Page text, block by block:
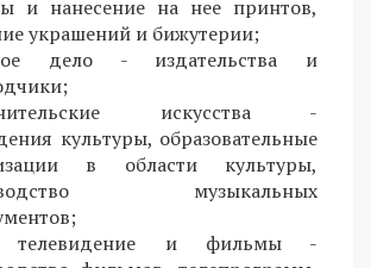
и нанесение на нее принтов,
украшений и бижутерии;
дело - издательства и
искусства -
культуры, образовательные
в области культуры,
музыкальных
телевидение и фильмы -